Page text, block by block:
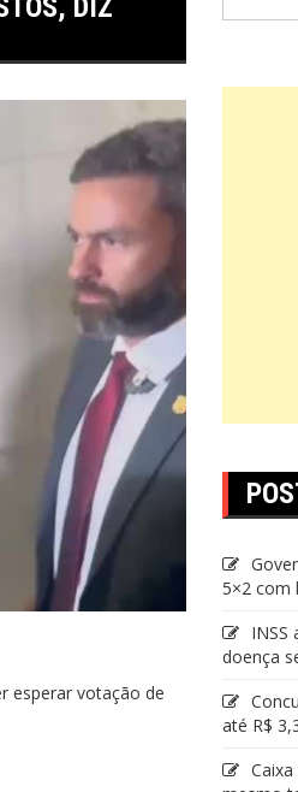
DIZ
esperar votação de
5×2 com
INSS
doença
até R$